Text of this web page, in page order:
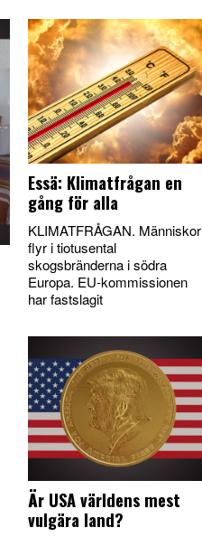
Essä: Klimatfrågan en
gång för alla
KLIMATFRÅGAN. Människor
flyr i tiotusental
skogsbränderna i södra
Europa. EU-kommissionen
har fastslagit
Är USA världens mest
vulgära land?